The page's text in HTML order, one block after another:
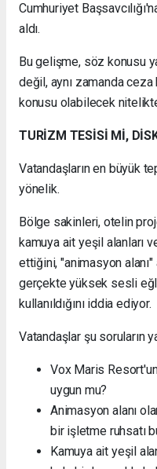
Cumhuriyet
aldı.
Bu gelişme, söz konusu
değil, aynı zamanda ceza
konusu olabilecek
TURİZM TESİSİ Mİ,
Vatandaşların en büyük
yönelik.
Bölge sakinleri, otelin
kamuya ait yeşil alanları
ettiğini, "animasyon
gerçekte yüksek sesli
kullanıldığını iddia ediyor.
Vatandaşlar şu soruların
Vox Maris
uygun mu?
Animasyon alanı
bir işletme ruhsatı
Kamuya ait yeşil